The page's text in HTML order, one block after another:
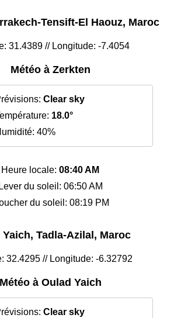
Tensift-El Haouz, Maroc
31.4389 // Longitude: -7.4054
Météo à Zerkten
Clear sky
18.0°
40%
Heure locale: 08:40 AM
Lever du soleil: 06:50 AM
du soleil: 08:19 PM
Yaich, Tadla-Azilal, Maroc
32.4295 // Longitude: -6.32792
Météo à Oulad Yaich
Clear sky